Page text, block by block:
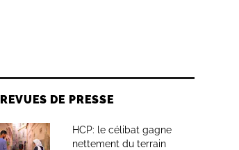
REVUES DE PRESSE
HCP: le célibat gagne
nettement du terrain